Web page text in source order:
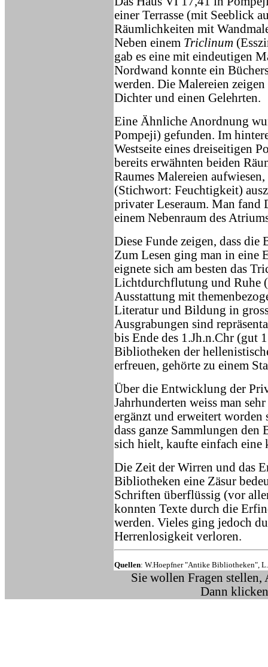
einer Terrasse (mit Seeblick
Räumlichkeiten mit
Neben einem Triclinum
gab es eine mit eindeutigen
Nordwand konnte ein
werden. Die Malereien
Dichter und einen Gelehrten.
Eine Ähnliche Anordnung
Pompeji) gefunden. Im
Westseite eines dreiseitigen
bereits erwähnten beiden
Raumes Malereien
(Stichwort: Feuchtigkeit)
privater Leseraum. Man fand
einem Nebenraum des
Diese Funde zeigen, dass
Zum Lesen ging man in eine
eignete sich am besten das
Lichtdurchflutung und Ruhe
Ausstattung mit
Literatur und Bildung in
Ausgrabungen sind
bis Ende des 1.Jh.n.Chr (gut
Bibliotheken der
erfreuen, gehörte zu einem
Über die Entwicklung der
Jahrhunderten weiss man
ergänzt und erweitert worden
dass ganze Sammlungen den
sich hielt, kaufte einfach
Die Zeit der Wirren und das
Bibliotheken eine Zäsur
Schriften überflüssig (vor
konnten Texte durch die
werden. Vieles ging jedoch
Herrenlosigkeit verloren.
Quellen: W.Hoepfner "Antike Bibliotheken",
Sie wollen Fragen stellen,
Dann